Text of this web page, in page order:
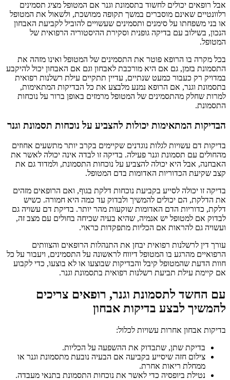
אבל רופאים יכולים לחשוד בתסמונת וגנר אם המטופל מציג תסמינים
רלוונטיים שאינם מוסברים במשך תקופה ממושכת, ולשאול את המטופל
או בני משפחתו על סימנים ותסמינים שעשויים להוביל לקביעת האבחון
הנכון, בשילוב עם בדיקה גופנית וסקירת ההיסטוריה הרפואית של
המטופל.
בכל מקרה בו הרופא פוטר את התסמינים של המטופל ואינו מזהה את
התסמונת בזמן, גם אם היא מורכבת לאבחון וגם אם האבחון יכול להיקבע
במדויק רק כעבור כמעט שנתיים, עדיין תתקיים עילת רשלנות רפואית
בתסמונת וגנר, אם הרופא נמנע מלבצע את כל הבדיקות המתאימות,
למרות שחלק מהתסמינים של המטופל מרמזים באופן ברור על נוכחות
התסמונת.
הבדיקות המתאימות יכולות להצביע על נוכחות תסמונת וגנר
בדיקות דם עשויות לגלות נוגדנים שקיימים בקרב יותר מתשעים אחוזים
מהחולים עם תסמונת וגנר פעילה. בדיקה זו לבדה אינה יכולה לאשר את
האבחנה, אבל היא יכולה להצביע על נוכחות התסמונת, ולמדוד גם את
קצב שקיעת הכדוריות האדומות בדם המטופל.
בדיקה זו יכולה לסייע בקביעת נוכחות דלקת בגוף, ואם הרופאים מזהים
את הדלקת, הם יכולים להמשיך ולבדוק עד כמה היא חמורה. כשיש
דלקת, כדוריות הדם האדומות שוקעות מהר יותר. בדיקת דם עשויה גם
לבדוק אם למטופל יש אנמיה, שהיא בעיה שכיחה בחולים עם מצב זה,
ועשויה גם להראות אם הכליות מתפקדות כראוי.
עורך דין לרשלנות רפואית יבחן את התנהלות הרופאים והצוותים
הרפואיים מהרגע בו המטופל דיווח לראשונה על התסמינים, ויעבור על כל
חוות הדעת שהמטופל קיבל והבדיקות שבוצעו או לא בוצעו, כדי לקבוע
אם קיימת עילת תביעת רשלנות רפואית בתסמונת וגנר.
עם החשד לתסמונת וגנר, רופאים צריכים
להמשיך לבצע בדיקות אבחון
בדיקות אבחון אחרות עשויות לכלול:
בדיקת שתן, שתבדוק את ההשפעה על הכליות.
צילום חזה שיסייע בקביעה אם הבעיה נובעת מתסמונת וגנר או
ממחלת ריאות אחרת.
נטילת ביופסיה כדי לאשר את נוכחות התסמונת בתנאי מעבדה.